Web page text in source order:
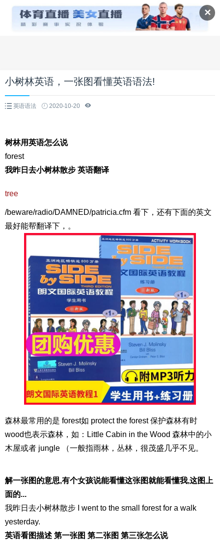
✕
小树林英语，一张图看懂英语语法!
英语语法 2020-10-20
树林用英语怎么说
forest
我昨日去小树林散步 英语翻译
tree
/beware/radio/DAMNED/patricia.cfm 看下，还有下面的英文
最好能帮翻译下，。
森林最常用的是 forest如 protect the forest 保护森林有时
wood也表示森林，如：Little Cabin in the Wood 森林中的小
木屋或者 jungle （一般指雨林，丛林，很茂盛几乎不见。
解一张图的意思,有个女孩说能看懂这张图就能看懂我,这图上
面的...
我昨日去小树林散步 I went to the small forest for a walk
yesterday.
英语看图描述 第一张图 第二张图 第三张怎么说